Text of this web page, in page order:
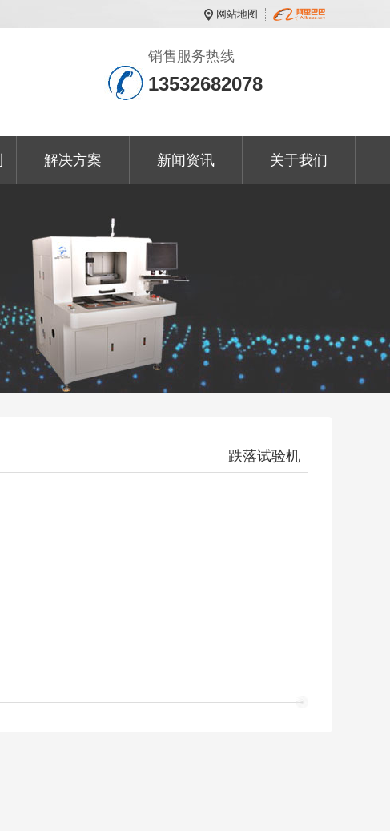
网站地图
销售服务热线
13532682078
解决方案 新闻资讯 关于我们
跌落试验机